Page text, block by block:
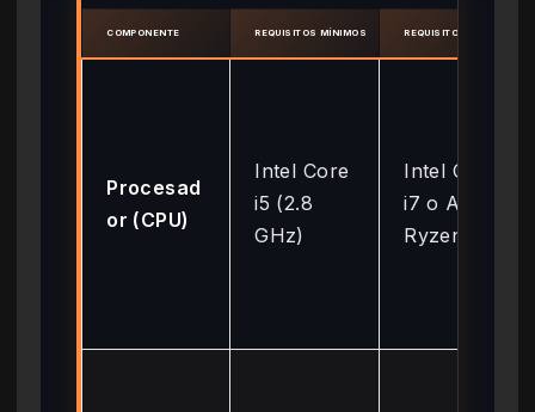
COMPONENTE REQUISITOS MÍNIMOS REQUISITOS
Procesad
or (CPU)
Intel Core
i5 (2.8
GHz)
Intel Core
i7 o AMD
Ryzen 5